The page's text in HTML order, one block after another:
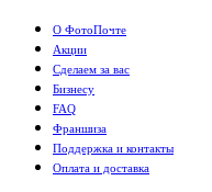
О ФотоПочте
Акции
Сделаем за вас
Бизнесу
FAQ
Франшиза
Поддержка и контакты
Оплата и доставка